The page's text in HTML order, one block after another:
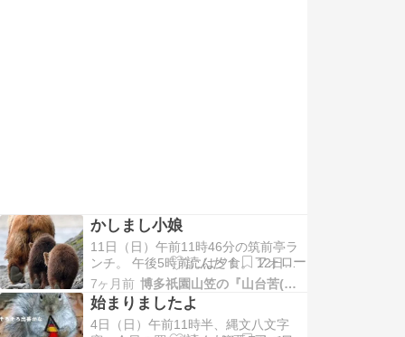
かしまし小娘
11日（日）午前11時46分の筑前亭ラ
ンチ。 午後5時前には夕食。 12日
（月：成人の日）午前4時21分のコー
ヒータイム。 午前5時11分の朝食。
午前10時前の昼前吞み。思うに、日本
の休日が増えたな。テレビも飽きて
7ヶ月前 博多祇園山笠の『山台苦(山大工)』日記
始まりましたよ
4日（日）午前11時半、縄文八文字